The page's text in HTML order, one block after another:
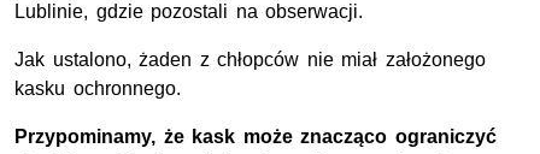
Lublinie, gdzie pozostali na obserwacji.
Jak ustalono, żaden z chłopców nie miał założonego
kasku ochronnego.
Przypominamy, że kask może znacząco ograniczyć